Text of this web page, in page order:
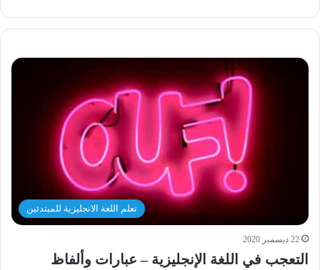
تعلم اللغة الانجليزية للمبتدئين
22 ديسمبر 2020
التعجب في اللغة الإنجليزية – عبارات وألفاظ